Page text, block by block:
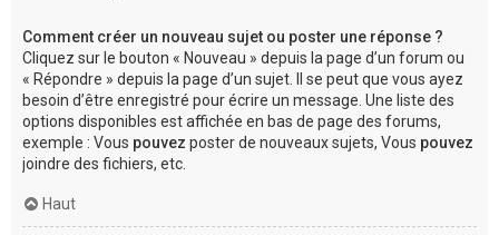
Comment créer un nouveau sujet ou poster une réponse ?
Cliquez sur le bouton « Nouveau » depuis la page d’un forum ou
« Répondre » depuis la page d’un sujet. Il se peut que vous ayez
besoin d’être enregistré pour écrire un message. Une liste des
options disponibles est affichée en bas de page des forums,
exemple : Vous pouvez poster de nouveaux sujets, Vous pouvez
joindre des fichiers, etc.
Haut